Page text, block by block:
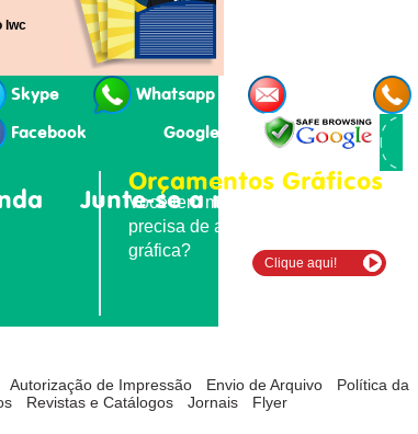
lwc
Skype Whatsapp
Facebook
Google+
Junte-se a nós Contatos
Orçamentos Gráficos
Você tem material para imprimir e
precisa de agilidade e qualidade
gráfica?
Clique aqui!
Autorização de Impressão Envio de Arquivo
Política da
Revistas e Catálogos Jornais Flyer